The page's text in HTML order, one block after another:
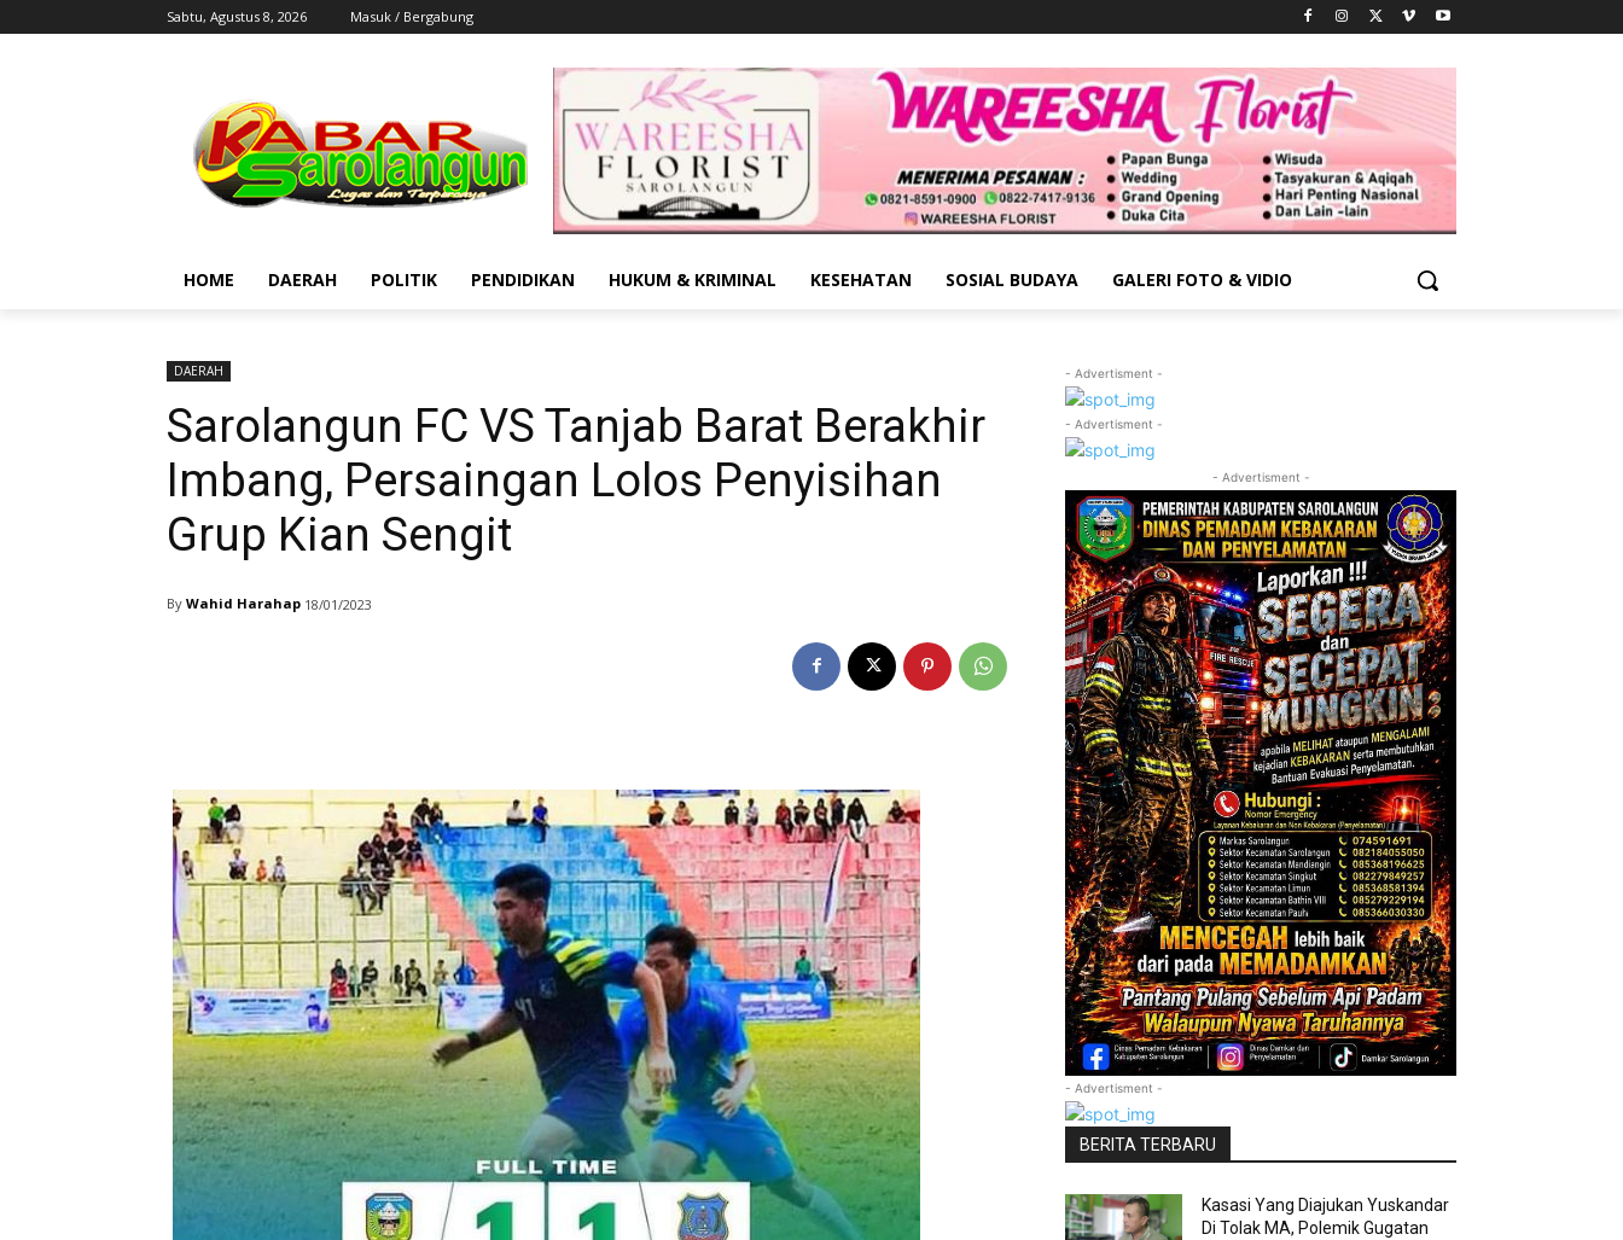
Sabtu, Agustus 8, 2026 Masuk / Bergabung
HOME DAERAH POLITIK PENDIDIKAN HUKUM & KRIMINAL KESEHATAN SOSIAL BUDAYA GALERI FOTO & VIDIO
DAERAH
Sarolangun FC VS Tanjab Barat Berakhir
Imbang, Persaingan Lolos Penyisihan
Grup Kian Sengit
By Wahid Harahap 18/01/2023
- Advertisment -
- Advertisment -
- Advertisment -
- Advertisment -
BERITA TERBARU
Kasasi Yang Diajukan Yuskandar
Di Tolak MA, Polemik Gugatan